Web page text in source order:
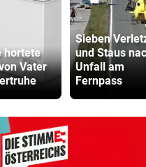
hortete
Vater
Sieben
und Staus
Unfall am
Fernpass